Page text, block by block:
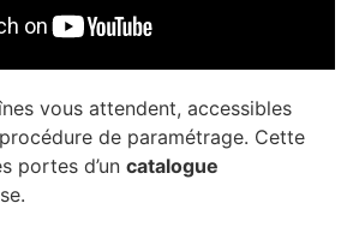
vous attendent, accessibles
de paramétrage. Cette
portes d’un catalogue